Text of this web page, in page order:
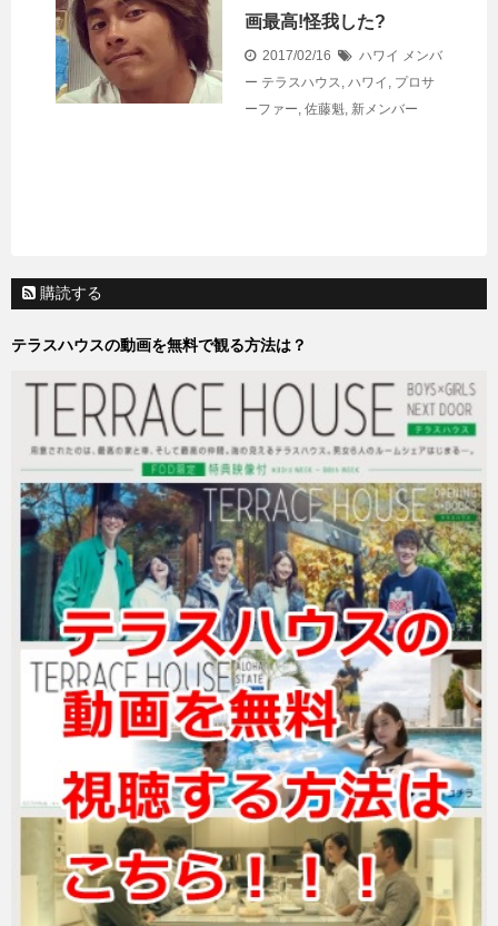
画最高!怪我した?
2017/02/16
ハワイ メンバ
ー テラスハウス, ハワイ , プロサ
ーファー, 佐藤魁, 新メンバー
購読する
テラスハウスの動画を無料で観る方法は？